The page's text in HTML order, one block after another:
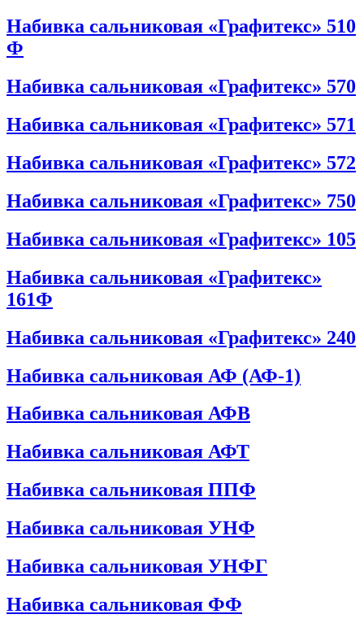
Набивка сальниковая «Графитекс» 510
Ф
Набивка сальниковая «Графитекс» 570
Набивка сальниковая «Графитекс» 571
Набивка сальниковая «Графитекс» 572
Набивка сальниковая «Графитекс» 750
Набивка сальниковая «Графитекс» 105
Набивка сальниковая «Графитекс»
161Ф
Набивка сальниковая «Графитекс» 240
Набивка сальниковая АФ (АФ-1)
Набивка сальниковая АФВ
Набивка сальниковая АФТ
Набивка сальниковая ППФ
Набивка сальниковая УНФ
Набивка сальниковая УНФГ
Набивка сальниковая ФФ